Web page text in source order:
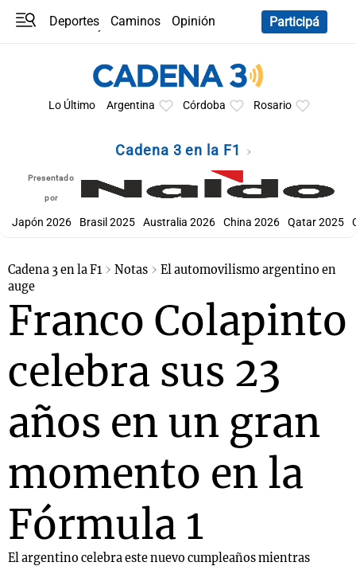
Deportes Caminos
Opinión
Participá
Lo Último Argentina Córdoba Rosario
Cadena 3 en la F1
Presentado
por
Japón 2026 Brasil 2025 Australia 2026 China 2026 Qatar 2025
Cadena 3 en la F1 Notas
El automovilismo argentino en
auge
Franco Colapinto
celebra sus 23
años en un gran
momento en la
Fórmula 1
El argentino celebra este nuevo cumpleaños mientras